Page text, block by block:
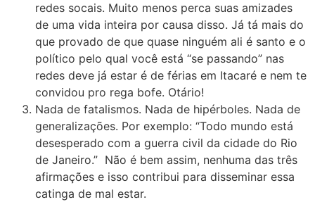
redes socais. Muito menos perca suas amizades
de uma vida inteira por causa disso. Já tá mais do
que provado de que quase ninguém ali é santo e o
político pelo qual você está “se passando” nas
redes deve já estar é de férias em Itacaré e nem te
convidou pro rega bofe. Otário!
Nada de fatalismos. Nada de hipérboles. Nada de
generalizações. Por exemplo: “Todo mundo está
desesperado com a guerra civil da cidade do Rio
de Janeiro.” Não é bem assim, nenhuma das três
afirmações e isso contribui para disseminar essa
catinga de mal estar.